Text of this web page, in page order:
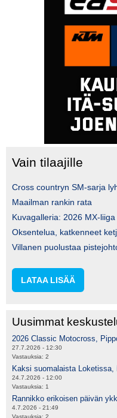
Vain tilaajille
Cross countryn SM-sarja
Maailman rankin rata
Kuvagalleria: 2026 MX-
Oksentelua, katkenneet
Villanen puolustaa
LATAA LISÄÄ
Uusimmat
2026 Classic Motocross,
27.7.2026 - 12:30
Vastauksia: 2
Kaksi suomalaista
24.7.2026 - 12:00
Vastauksia: 1
Rannikko erikoisen päivän
4.7.2026 - 21:49
Vastauksia: 2